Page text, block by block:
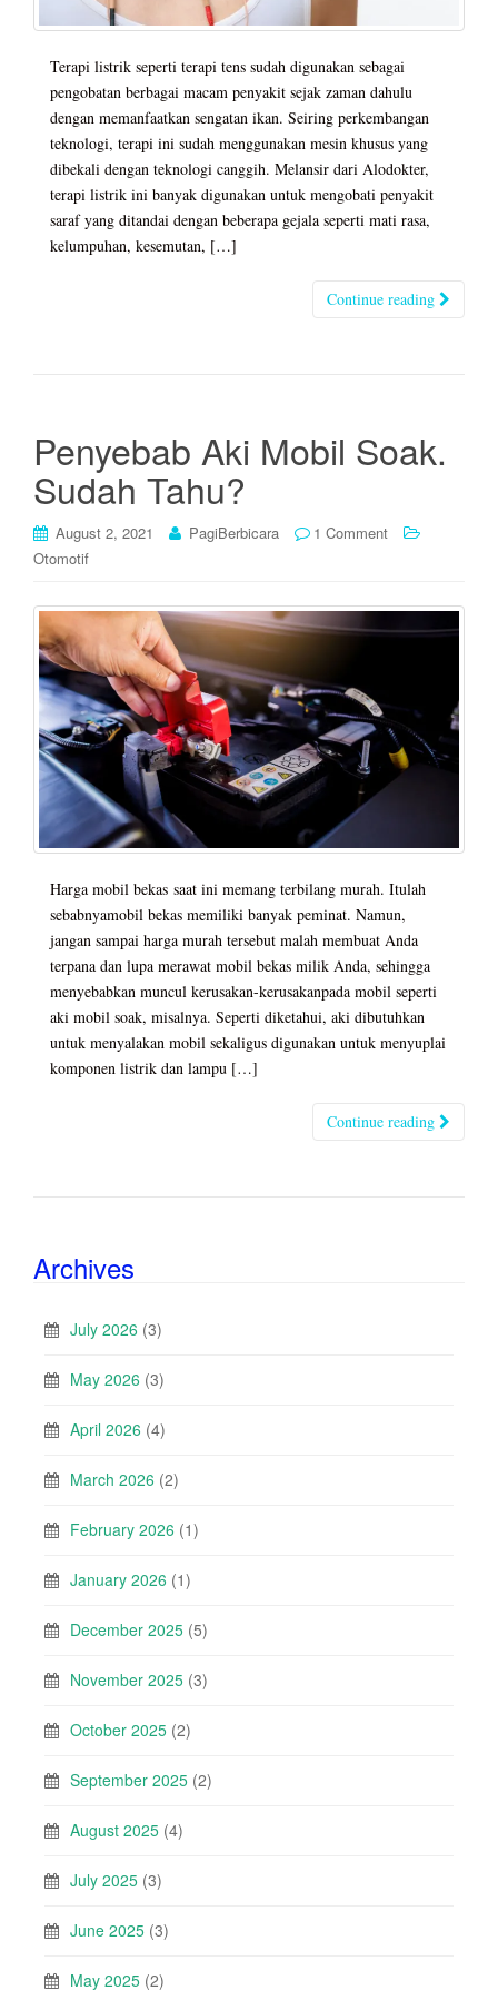
Terapi listrik seperti terapi tens sudah digunakan sebagai
pengobatan berbagai macam penyakit sejak zaman dahulu
dengan memanfaatkan sengatan ikan. Seiring perkembangan
teknologi, terapi ini sudah menggunakan mesin khusus yang
dibekali dengan teknologi canggih. Melansir dari Alodokter,
terapi listrik ini banyak digunakan untuk mengobati penyakit
saraf yang ditandai dengan beberapa gejala seperti mati rasa,
kelumpuhan, kesemutan, […]
Continue reading
Penyebab Aki Mobil Soak.
Sudah Tahu?
August 2, 2021 PagiBerbicara
1 Comment
Otomotif
Harga mobil bekas saat ini memang terbilang murah. Itulah
sebabnyamobil bekas memiliki banyak peminat. Namun,
jangan sampai harga murah tersebut malah membuat Anda
terpana dan lupa merawat mobil bekas milik Anda, sehingga
menyebabkan muncul kerusakan-kerusakanpada mobil seperti
aki mobil soak, misalnya. Seperti diketahui, aki dibutuhkan
untuk menyalakan mobil sekaligus digunakan untuk menyuplai
komponen listrik dan lampu […]
Continue reading
Archives
July 2026 (3)
May 2026 (3)
April 2026 (4)
March 2026 (2)
February 2026 (1)
January 2026 (1)
December 2025 (5)
November 2025 (3)
October 2025 (2)
September 2025 (2)
August 2025 (4)
July 2025 (3)
June 2025 (3)
May 2025 (2)